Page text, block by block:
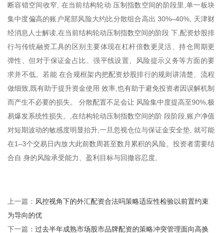
断容错空间收窄, 在当前结构轮动 压制指数空间的阶段里,单一板块
集中度偏高的账户尾部风险大约比分散组合高出 30%–40%, 天津财
经消息人士解读,在当前结构轮动压制指数空间的阶段 下,配资炒股排
行与传统融资工具的区别主要体现在杠杆倍数更灵活、持仓周期更
弹性、但对于保证金占比、强平线设置、风险提示义务等方面的要
求并不低。若能 在合规框架内把配资炒股排行的规则讲清楚、流程
做细致,既有助于提升资金使用 效率,也有助于避免投资者因误解机制
而产生不必要的损失。 分散配置不足会让 风险集中度提高至90%,极
易爆发系统性损失。,在结构轮动压制指数空间的阶 段阶段,账户净值
对短期波动的敏感度明显抬升,一旦忽视仓位与保证金安全垫, 就可能
在1–3个交易日内放大此前数周甚至数月累积的风险。投资者需要结
合自 身的风险承受能力、盈利目标与回撤容忍度,
上一篇： 风控视角下的外汇配资合法吗策略适应性检验以前置约束
为导向的优
下一篇： 过去半年成熟市场股市品牌配资的策略冲突管理面向高换